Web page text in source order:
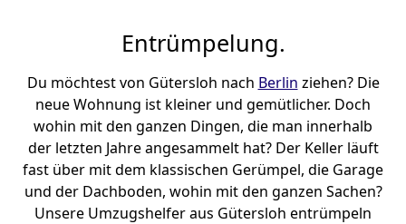
Entrümpelung.
Du möchtest von Gütersloh nach Berlin ziehen? Die
neue Wohnung ist kleiner und gemütlicher. Doch
wohin mit den ganzen Dingen, die man innerhalb
der letzten Jahre angesammelt hat? Der Keller läuft
fast über mit dem klassischen Gerümpel, die Garage
und der Dachboden, wohin mit den ganzen Sachen?
Unsere Umzugshelfer aus Gütersloh entrümpeln